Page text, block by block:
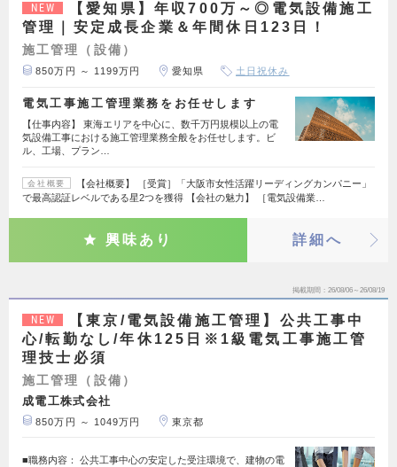
NEW
【愛知県】年収700万～◎電気設備施工
管理｜安定成長企業＆年間休日123日！
施工管理（設備）
850万円 ～ 1199万円 愛知県 土日祝休み
電気工事施工管理業務をお任せします
【仕事内容】 東海エリアを中心に、数千万円規模以上の電
気設備工事における施工管理業務全般をお任せします。ビ
ル、工場、プラン…
会社概要
【会社概要】 ［受賞］「大阪市女性活躍リーディングカンパニー」
で最高認証レベルである星2つを獲得 【会社の魅力】 ［電気設備業…
興味あり 詳細へ
掲載期間 26/08/06～26/08/19
NEW
【東京/電気設備施工管理】公共工事中
心/転勤なし/年休125日※1級電気工事施工管
理技士必須
施工管理（設備）
成電工株式会社
850万円 ～ 1049万円 東京都
■職務内容： 公共工事中心の安定した受注環境で、建物の電